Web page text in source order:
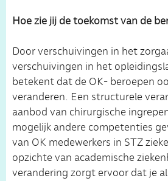
Hoe zie jij de toekomst van de
Door verschuivingen in het
verschuivingen in het
betekent dat de OK- beroepen
veranderen. Een structurele
aanbod van chirurgische
mogelijk andere competenties
van OK medewerkers in STZ
opzichte van academische
verandering zorgt ervoor dat je